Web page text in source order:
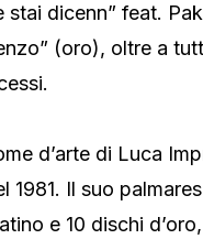
stai dicenn” feat.
(oro), oltre a
d’arte di Luca
1981. Il suo
e 10 dischi